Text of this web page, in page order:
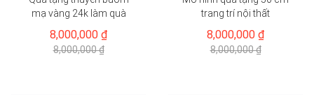
mạ vàng 24k làm quà
tặng 30, 50 cm tại Hà...
8,000,000 ₫
8,000,000 ₫
trang trí nội thất
8,000,000 ₫
8,000,000 ₫